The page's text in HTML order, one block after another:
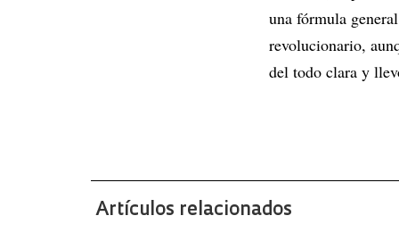
una fórmula
revolucionario,
del todo clara y